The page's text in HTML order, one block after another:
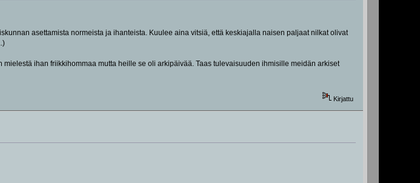
asettamista normeista ja ihanteista. Kuulee aina vitsiä, että keskiajalla naisen paljaat nilkat olivat
ihan friikkihommaa mutta heille se oli arkipäivää. Taas tulevaisuuden ihmisille meidän arkiset
Kirjattu